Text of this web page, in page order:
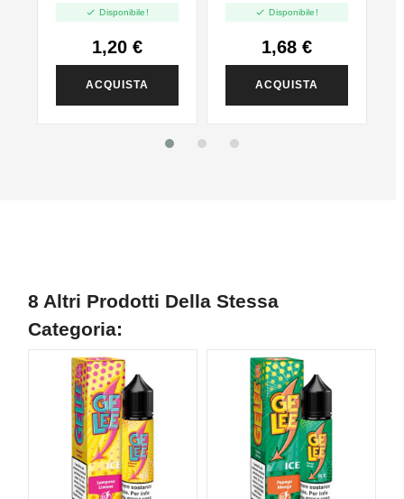
 Disponibile!
1,20 €
ACQUISTA
 Disponibile!
1,68 €
ACQUISTA
8 Altri Prodotti Della Stessa
Categoria: